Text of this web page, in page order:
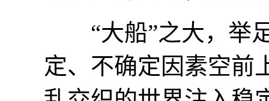
“大船”之大，举足
定、不确定因素空前